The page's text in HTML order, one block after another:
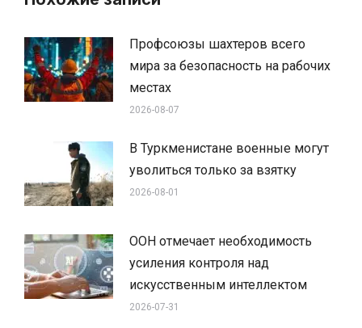
Профсоюзы шахтеров всего
мира за безопасность на рабочих
местах
2026-08-07
В Туркменистане военные могут
уволиться только за взятку
2026-08-01
ООН отмечает необходимость
усиления контроля над
искусственным интеллектом
2026-07-31